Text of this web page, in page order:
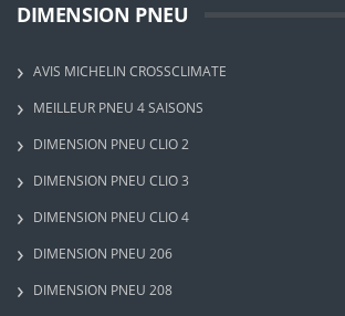
DIMENSION PNEU
AVIS MICHELIN CROSSCLIMATE
MEILLEUR PNEU 4 SAISONS
DIMENSION PNEU CLIO 2
DIMENSION PNEU CLIO 3
DIMENSION PNEU CLIO 4
DIMENSION PNEU 206
DIMENSION PNEU 208